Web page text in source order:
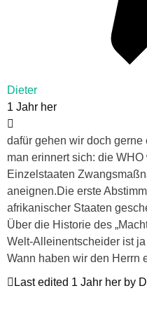
Dieter
1 Jahr her
dafür gehen wir doch
man erinnert sich: die
Einzelstaaten
aneignen.Die erste
afrikanischer Staaten
Über die Historie des
Welt-Alleinentscheider ist
Wann haben wir den Herrn
Last edited 1 Jahr her by